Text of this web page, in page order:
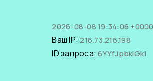
2026-08-08 19:34:06 +0000
Ваш IP:216.73.216.198
ID запроса:6YYfJpbkiGk1